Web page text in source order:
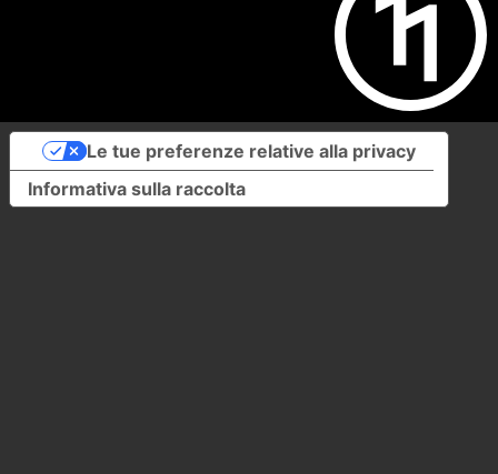
Informativa sulla raccolta
Le tue preferenze relative alla privacy